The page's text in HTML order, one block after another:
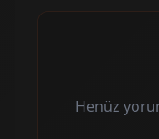
Henüz